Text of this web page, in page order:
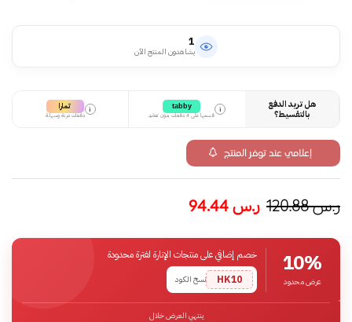
1
يشاهدون المنتج الآن
هل تريد الدفع
بالتقسيط؟
i
tabby
قسمها على 4 دفعات بدون تعقيد
i تمارا
دفعات مرنة وسهلة
إعلامي عند توفر المنتج
ر.س120.88 ر.س
10%
عرض محدود
خصم إضافي على منتجات الإنارة لفترة محدودة
HK10
نسخ الكود
ينتهي العرض خلال